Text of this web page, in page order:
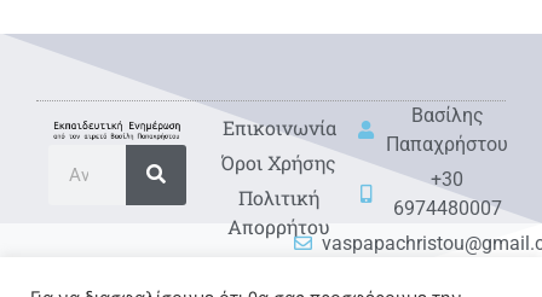
Eπικοινωνία
Όροι Χρήσης
Πολιτική
Απορρήτου
Βασίλης
Παπαχρήστου
+30
6974480007